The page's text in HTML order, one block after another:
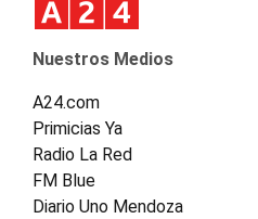
Nuestros Medios
A24.com
Primicias Ya
Radio La Red
FM Blue
Diario Uno Mendoza